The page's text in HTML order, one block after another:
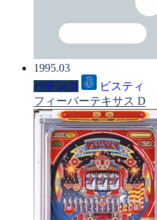
1995.03
パチンコ
ビスティ
フィーバーテキサス D